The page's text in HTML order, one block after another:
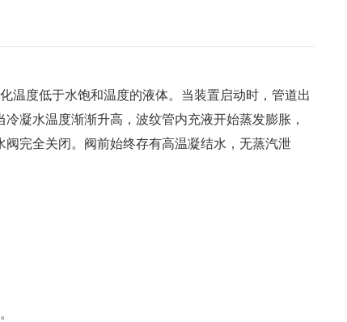
度低于水饱和温度的液体。当装置启动时，管道出
凝水温度渐渐升高，波纹管内充液开始蒸发膨胀，
完全关闭。阀前始终存有高温凝结水，无蒸汽泄